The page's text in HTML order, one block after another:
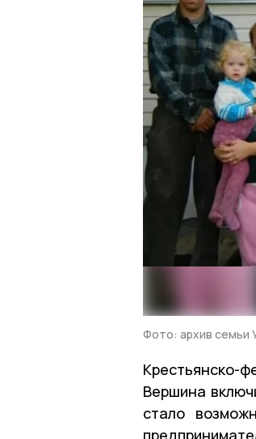
Фото: архив семьи
Вершина
стало